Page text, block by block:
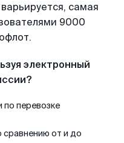
самая
9000
электронный
по перевозке
сравнению от и до